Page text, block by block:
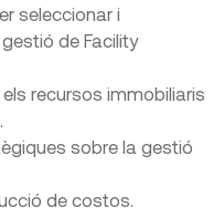
seleccionar i
de Facility
recursos immobiliaris
sobre la gestió
de costos.